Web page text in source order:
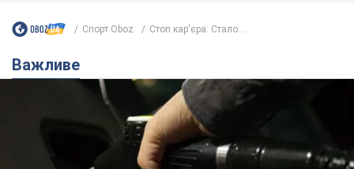
Спорт Oboz Стоп кар'єра. Стало...
Важливе